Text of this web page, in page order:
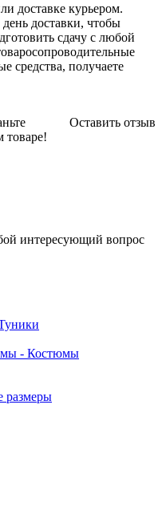
доставке курьером.
доставки, чтобы
сдачу с любой
средства, получаете
Оставить отзыв
товаре!
интересующий вопрос
- Костюмы
размеры